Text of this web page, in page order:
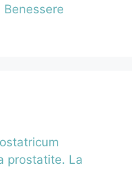
prostatite. La